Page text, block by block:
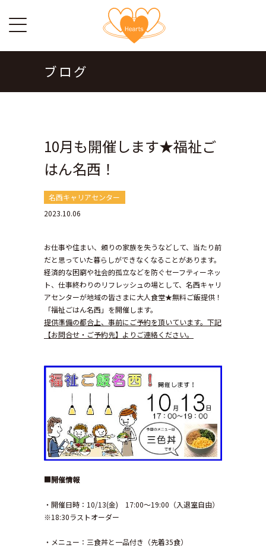
ブログ
10月も開催します★福祉ご
はん名西！
名西キャリアセンター
2023.10.06
お仕事や住まい、頼りの家族を失うなどして、当たり前
だと思っていた暮らしができなくなることがあります。
経済的な困窮や社会的孤立などを防ぐセーフティーネッ
ト、仕事終わりのリフレッシュの場として、名西キャリ
アセンターが地域の皆さまに大人食堂★無料ご飯提供！
「福祉ごはん名西」を開催します。
提供準備の都合上、事前にご予約を頂いています。下記
【お問合せ・ご予約先】よりご連絡ください。
■開催情報
・開催日時：10/13(金) 17:00〜19:00（入退室自由）
※18:30ラストオーダー
・メニュー：三食丼と一品付き（先着35食）